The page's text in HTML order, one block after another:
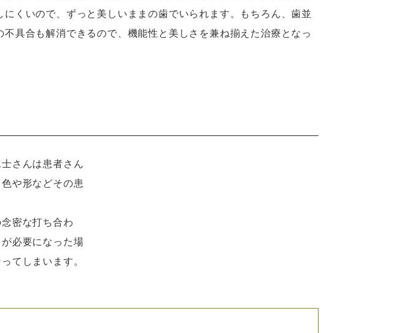
にくいので、ずっと美しいままの歯でいられます。もちろん、歯並
不具合も解消できるので、機能性と美しさを兼ね揃えた治療となっ
さんは患者さん
や形などその患
密な打ち合わ
必要になった場
てしまいます。